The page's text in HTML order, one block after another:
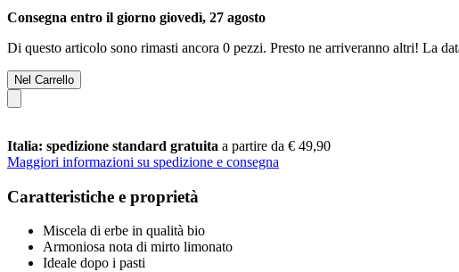
Consegna entro il giorno giovedì, 27 agosto
Di questo articolo sono rimasti ancora 0 pezzi. Presto ne arriveranno altri! La
Nel Carrello
Italia: spedizione standard gratuita a partire da € 49,90
Maggiori informazioni su spedizione e consegna
Caratteristiche e proprietà
Miscela di erbe in qualità bio
Armoniosa nota di mirto limonato
Ideale dopo i pasti